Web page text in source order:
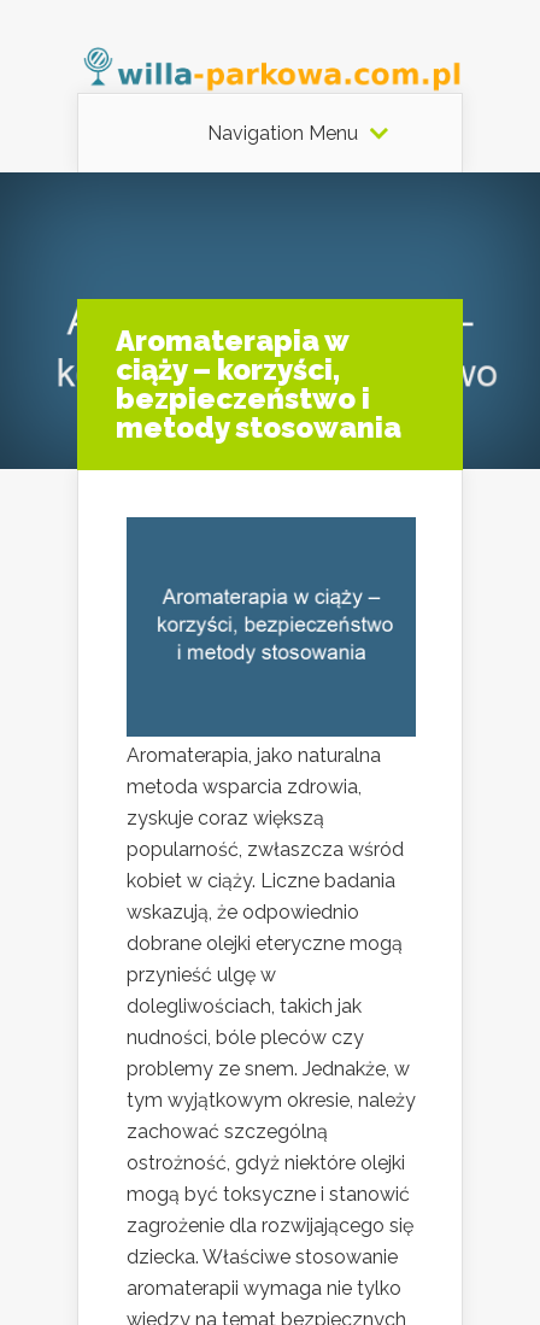
Navigation Menu
Aromaterapia w
ciąży – korzyści,
bezpieczeństwo i
metody stosowania
Aromaterapia, jako naturalna
metoda wsparcia zdrowia,
zyskuje coraz większą
popularność, zwłaszcza wśród
kobiet w ciąży. Liczne badania
wskazują, że odpowiednio
dobrane olejki eteryczne mogą
przynieść ulgę w
dolegliwościach, takich jak
nudności, bóle pleców czy
problemy ze snem. Jednakże, w
tym wyjątkowym okresie, należy
zachować szczególną
ostrożność, gdyż niektóre olejki
mogą być toksyczne i stanowić
zagrożenie dla rozwijającego się
dziecka. Właściwe stosowanie
aromaterapii wymaga nie tylko
wiedzy na temat bezpiecznych